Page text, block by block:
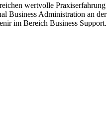
wertvolle
Administration an
im Bereich Business Support.